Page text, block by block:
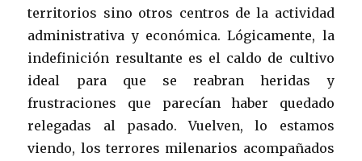
territorios sino otros centros de la actividad
administrativa y económica. Lógicamente, la
indefinición resultante es el caldo de cultivo
ideal para que se reabran heridas y
frustraciones que parecían haber quedado
relegadas al pasado. Vuelven, lo estamos
viendo, los terrores milenarios acompañados